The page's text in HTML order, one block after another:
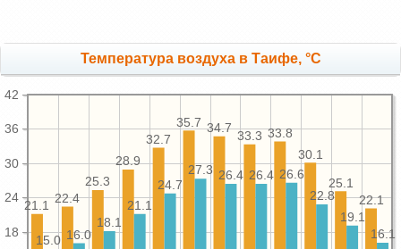
Температура воздуха в Таифе, °C
18
24
30
36
42
22.1
25.1
30.1
33.8
33.3
34.7
35.7
32.7
28.9
25.3
22.4
21.1
16.1
19.1
22.8
26.6
26.4
26.4
27.3
24.7
21.1
18.1
16.0
15.0